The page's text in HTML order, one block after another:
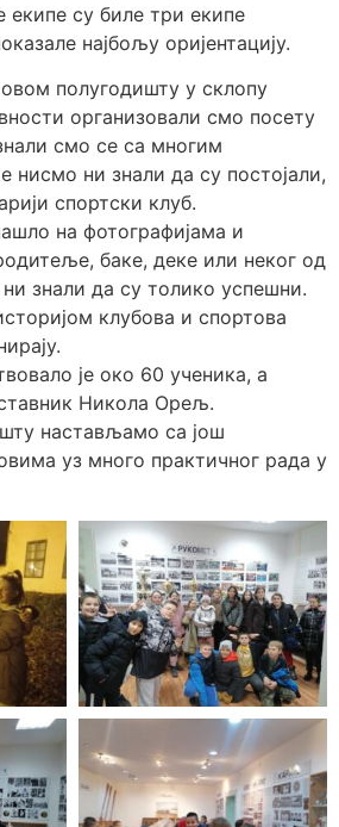
екипе су биле три екипе
најбољу оријентацију.
полугодишту у склопу
организовали смо посету
смо се са многим
нисмо ни знали да су постојали,
спортски клуб.
на фотографијама и
баке, деке или неког од
знали да су толико успешни.
клубова и спортова
је око 60 ученика, а
Никола Орељ.
настављамо са још
уз много практичног рада у